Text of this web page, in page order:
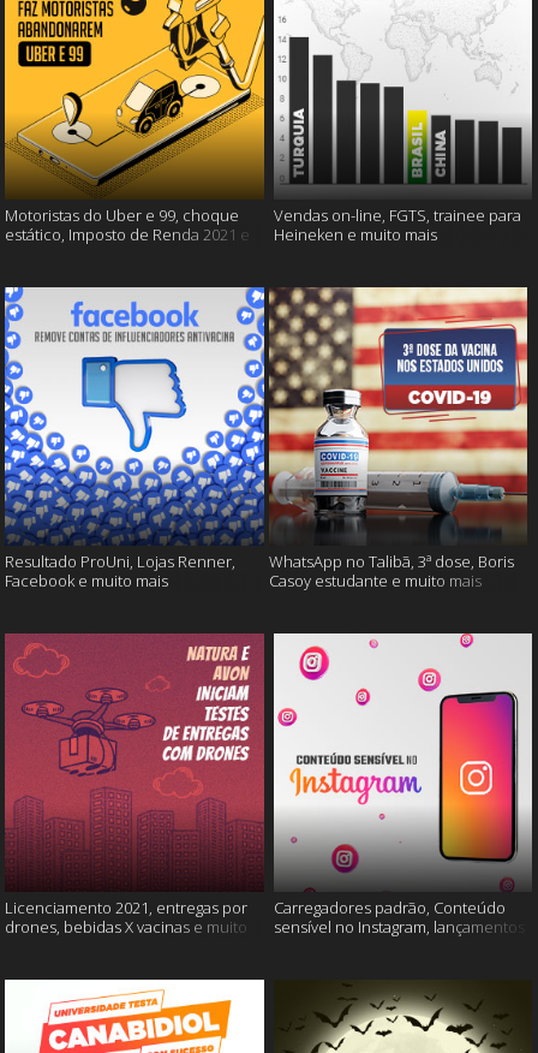
Motoristas do Uber e 99, choque
estático, Imposto de Renda 2021 e
Vendas on-line, FGTS, trainee para
Heineken e muito mais
Resultado ProUni, Lojas Renner,
Facebook e muito mais
WhatsApp no Talibã, 3ª dose, Boris
Casoy estudante e muito mais
Licenciamento 2021, entregas por
drones, bebidas X vacinas e muito
Carregadores padrão, Conteúdo
sensível no Instagram, lançamentos